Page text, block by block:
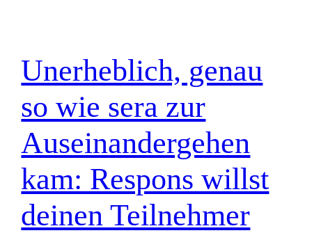
Unerheblich, genau
so wie sera zur
Auseinandergehen
kam: Respons willst
deinen Teilnehmer